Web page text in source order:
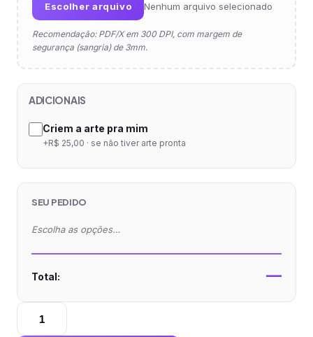
Escolher arquivo Nenhum arquivo selecionado
Recomendação: PDF/X em 300 DPI, com margem de
segurança (sangria) de 3mm.
ADICIONAIS
Criem a arte pra mim
+R$ 25,00 · se não tiver arte pronta
SEU PEDIDO
Escolha as opções…
Total: —
Bloco
Receituário